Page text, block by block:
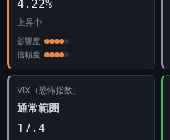
4.22%
上昇中
影響度
信頼度
VIX（恐怖指数）
通常範囲
17.4